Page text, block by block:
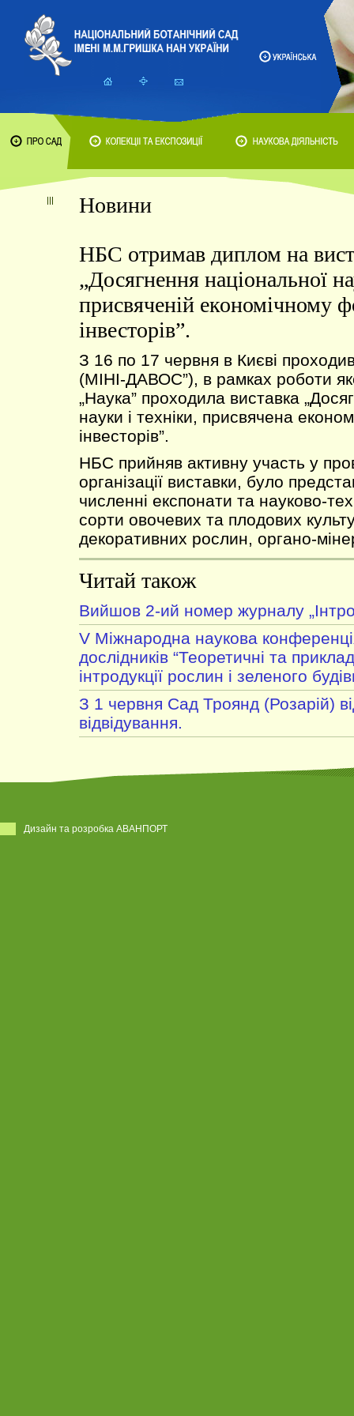
Новини
НБС отримав диплом на
„Досягнення національної
присвяченій економічному
інвесторів”.
З 16 по 17 червня в Києві
(МІНІ-ДАВОС”), в рамках роботи
„Наука” проходила виставка
науки і техніки, присвячена
інвесторів”.
НБС прийняв активну участь у
організації виставки, було
численні експонати та науково-
сорти овочевих та плодових
декоративних рослин, органо-
Читай також
Вийшов 2-ий номер журналу
V Міжнародна наукова
дослідників “Теоретичні та
інтродукції рослин і зеленого
З 1 червня Сад Троянд (Розарій)
відвідування.
Дизайн та розробка АВАНПОРТ